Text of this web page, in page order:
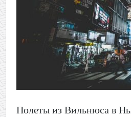
Полеты из Вильнюса в